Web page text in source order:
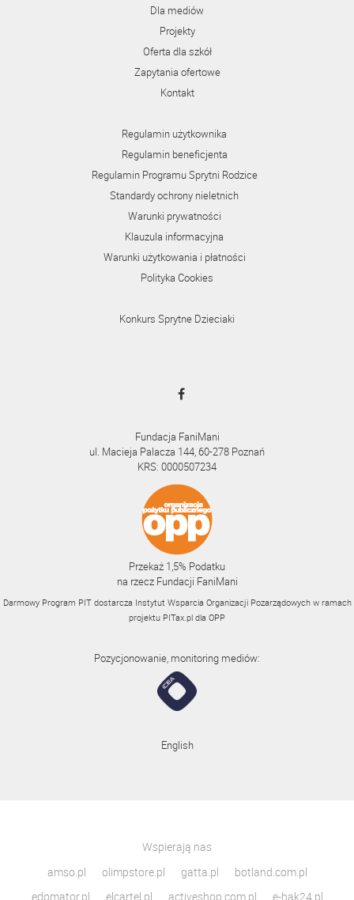
Dla mediów
Projekty
Oferta dla szkół
Zapytania ofertowe
Kontakt
Regulamin użytkownika
Regulamin beneficjenta
Regulamin Programu Sprytni Rodzice
Standardy ochrony nieletnich
Warunki prywatności
Klauzula informacyjna
Warunki użytkowania i płatności
Polityka Cookies
Konkurs Sprytne Dzieciaki
Fundacja FaniMani
ul. Macieja Palacza 144, 60-278 Poznań
KRS: 0000507234
Przekaż 1,5% Podatku
na rzecz Fundacji FaniMani
Darmowy Program PIT dostarcza Instytut Wsparcia Organizacji Pozarządowych w ramach
projektu PITax.pl dla OPP
Pozycjonowanie, monitoring mediów:
English
Wspierają nas
amso.pl
olimpstore.pl gatta.pl
botland.com.pl
edomator.pl
elcartel.pl activeshop.com.pl e-hak24.pl